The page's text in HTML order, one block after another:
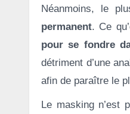
Néanmoins, le
permanent. Ce
pour se fondre
détriment d’une
afin de paraître le
Le masking n’est